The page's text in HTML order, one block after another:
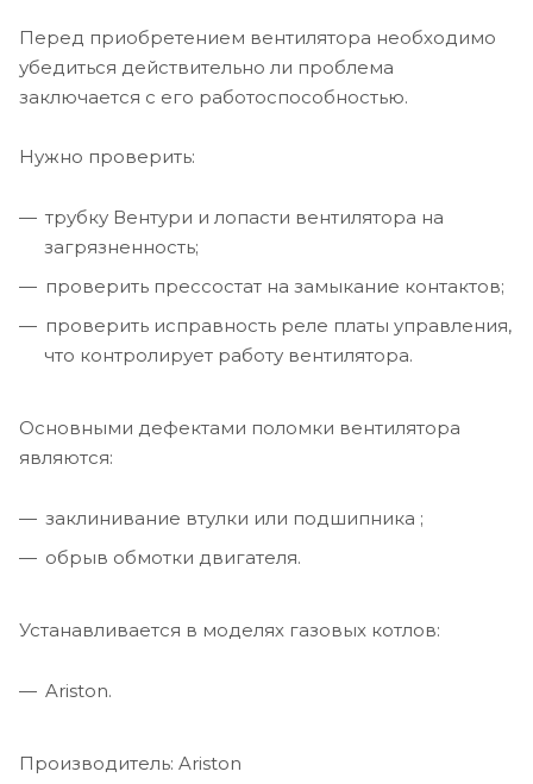
Перед приобретением вентилятора необходимо
убедиться действительно ли проблема
заключается с его работоспособностью.
Нужно проверить:
трубку Вентури и лопасти вентилятора на
загрязненность;
проверить прессостат на замыкание контактов;
проверить исправность реле платы управления,
что контролирует работу вентилятора.
Основными дефектами поломки вентилятора
являются:
заклинивание втулки или подшипника ;
обрыв обмотки двигателя.
Устанавливается в моделях газовых котлов:
Ariston.
Производитель: Ariston